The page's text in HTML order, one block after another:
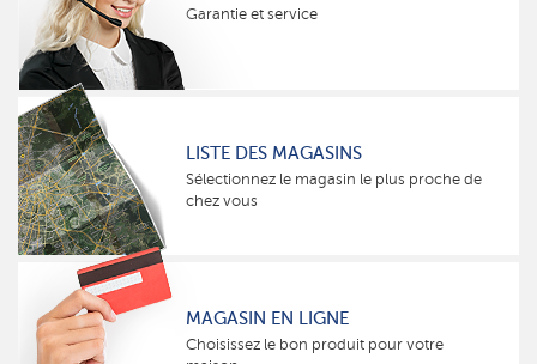
Garantie et service
LISTE DES MAGASINS
Sélectionnez le magasin le plus proche de
chez vous
MAGASIN EN LIGNE
Choisissez le bon produit pour votre